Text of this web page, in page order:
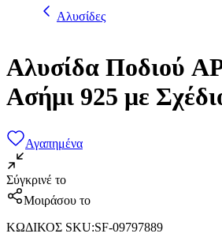
Αλυσίδες
Αλυσίδα Ποδιού
Ασήμι 925 με
Αγαπημένα
Σύγκρινέ το
Μοιράσου το
ΚΩΔΙΚΟΣ SKU:SF-09797889